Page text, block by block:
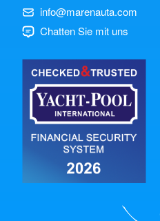
info@marenauta.com
Chatten Sie mit uns